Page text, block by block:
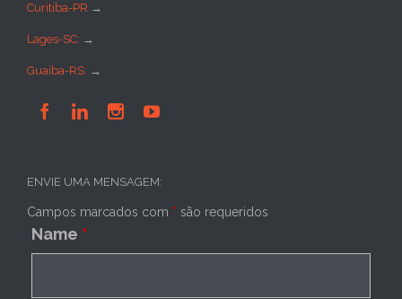
Curitiba-PR →
Lages-SC: →
Guaíba-RS: →
   
ENVIE UMA MENSAGEM:
Campos marcados com * são requeridos
Name *